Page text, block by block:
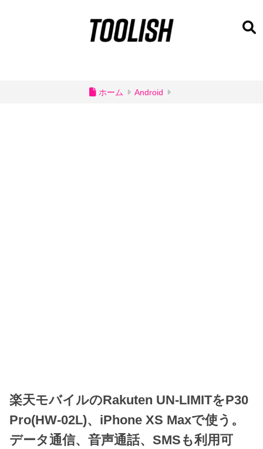
ホーム Android
楽天モバイルのRakuten UN-LIMITをP30
Pro(HW-02L)、iPhone XS Maxで使う。
データ通信、音声通話、SMSも利用可